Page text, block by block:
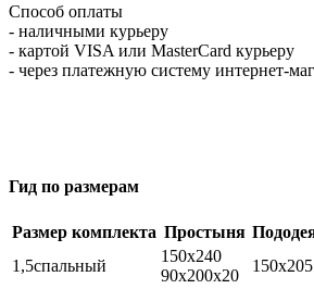
Способ оплаты
- наличными курьеру
- картой VISA или MasterCard курьеру
- через платежную систему интернет-
Гид по размерам
Размер комплекта Простыня
1,5спальный
150х240
90х200х20
150х205